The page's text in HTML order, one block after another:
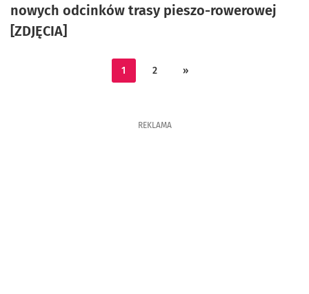
nowych odcinków trasy pieszo-rowerowej
[ZDJĘCIA]
1 2 »
REKLAMA